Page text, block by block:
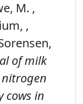
M. ,
,
of milk
cows in